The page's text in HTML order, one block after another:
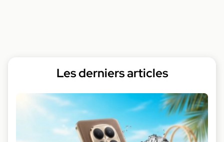
Les derniers articles